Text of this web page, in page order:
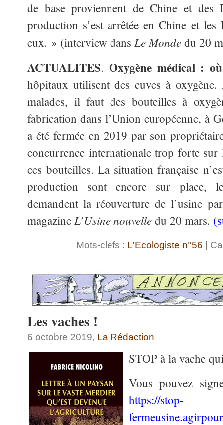
de base proviennent de Chine et des
production s’est arrêtée en Chine et
eux. » (interview dans Le Mondedu 20
ACTUALITES. Oxygène médical :
hôpitaux utilisent des cuves à
malades, il faut des bouteilles à
fabrication dans l’Union européenne, à
a été fermée en 2019 par son
concurrence internationale trop forte
ces bouteilles. La situation française
production sont encore sur place,
demandent la réouverture de l’usine
magazine L’Usine nouvelledu 20 mars.
Mots-clefs : L'Ecologiste n°56 |
Les vaches !
6 octobre 2019, La Rédaction
STOP à la vache
Vous pouvez
https://stop-